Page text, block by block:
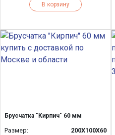
В корзину
Брусчатка "Кирпич" 60 мм
Размер:
200Х100Х60